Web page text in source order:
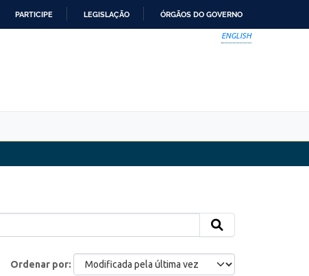
PARTICIPE LEGISLAÇÃO ÓRGÃOS DO GOVERNO
ENGLISH
Ordenar por